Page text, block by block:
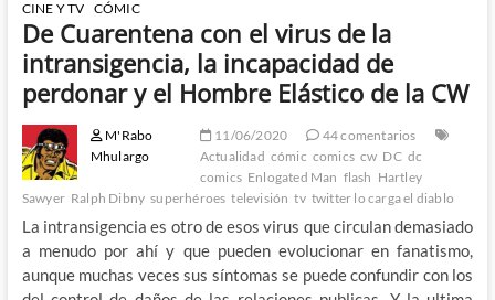
CINE Y TV CÓMIC
De Cuarentena con el virus de la
intransigencia, la incapacidad de
perdonar y el Hombre Elástico de la CW
M'Rabo
Mhulargo
11/06/2020
44 comentarios
Actualidad cómic comics cw DC dc
comics Enlogated Man flash Hartley
Sawyer Ralph Dibny superhéroes televisión tv twitter lo carga el diablo
La intransigencia es otro de esos virus que circulan demasiado
a menudo por ahí y que pueden evolucionar en fanatismo,
aunque muchas veces sus síntomas se puede confundir con los